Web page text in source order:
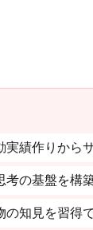
績作りから
の基盤を構
の知見を習得